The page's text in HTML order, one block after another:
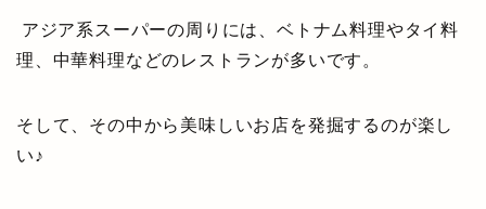
アジア系スーパーの周りには、ベトナム料理やタイ料
理、中華料理などのレストランが多いです。
そして、その中から美味しいお店を発掘するのが楽し
い♪